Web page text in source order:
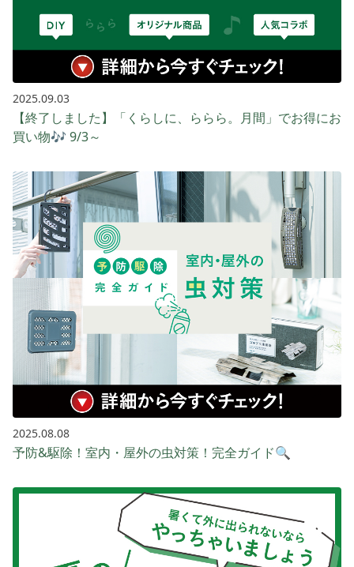
2025.09.03
【終了しました】「くらしに、ららら。月間」でお得にお
買い物🎶 9/3～
2025.08.08
予防&駆除！室内・屋外の虫対策！完全ガイド🔍